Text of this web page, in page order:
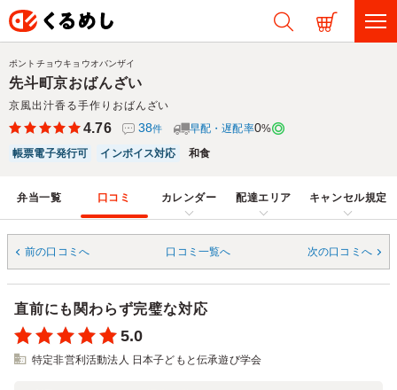
先斗町京おばんざい
京風出汁香る手作りおばんざい
ポントチョウキョウオバンザイ
4.76 38件 早配・遅配率0%
帳票電子発行可
インボイス対応 和食
弁当一覧 口コミ カレンダー 配達エリア キャンセル規定
前の口コミへ 口コミ一覧へ 次の口コミへ
直前にも関わらず完璧な対応
5.0
特定非営利活動法人 日本子どもと伝承遊び学会